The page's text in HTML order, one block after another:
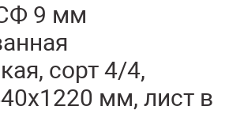
9 мм
сорт 4/4,
мм, лист в